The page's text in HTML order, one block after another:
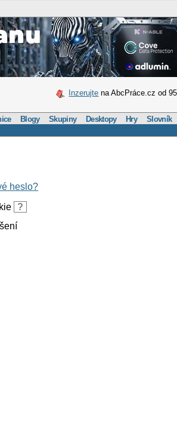
Inzerujte na AbcPráce.cz od
Blogy Skupiny Desktopy Hry Slovník
heslo?
?